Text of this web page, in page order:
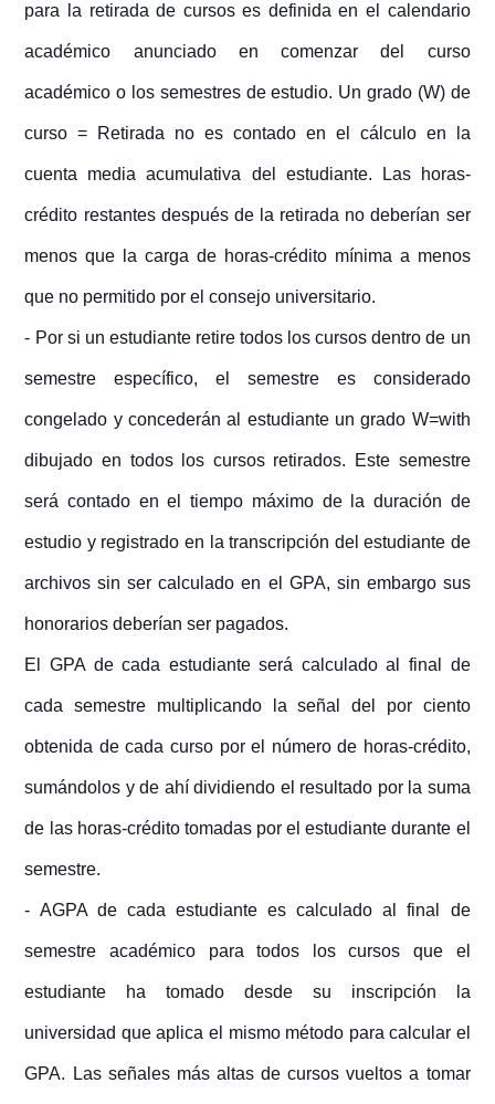
para la retirada de cursos es definida en el calendario
académico anunciado en comenzar del curso
académico o los semestres de estudio. Un grado (W) de
curso = Retirada no es contado en el cálculo en la
cuenta media acumulativa del estudiante. Las horas-
crédito restantes después de la retirada no deberían ser
menos que la carga de horas-crédito mínima a menos
que no permitido por el consejo universitario.
- Por si un estudiante retire todos los cursos dentro de un
semestre específico, el semestre es considerado
congelado y concederán al estudiante un grado W=with
dibujado en todos los cursos retirados. Este semestre
será contado en el tiempo máximo de la duración de
estudio y registrado en la transcripción del estudiante de
archivos sin ser calculado en el GPA, sin embargo sus
honorarios deberían ser pagados.
El GPA de cada estudiante será calculado al final de
cada semestre multiplicando la señal del por ciento
obtenida de cada curso por el número de horas-crédito,
sumándolos y de ahí dividiendo el resultado por la suma
de las horas-crédito tomadas por el estudiante durante el
semestre.
- AGPA de cada estudiante es calculado al final de
semestre académico para todos los cursos que el
estudiante ha tomado desde su inscripción la
universidad que aplica el mismo método para calcular el
GPA. Las señales más altas de cursos vueltos a tomar